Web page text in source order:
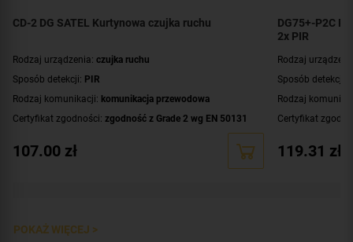
CD-2 DG SATEL Kurtynowa czujka ruchu
Rodzaj urządzenia: czujka ruchu
Sposób detekcji: PIR
Rodzaj komunikacji: komunikacja przewodowa
Certyfikat zgodności: zgodność z Grade 2 wg EN 50131
Dodatkowe informacje:
107.00 zł
DG75+-P2C
2x PIR
Rodzaj
Sposób detekcji:
Rodzaj
Certyfikat
Dodatkowe
119.31 zł
POKAŻ WIĘCEJ >